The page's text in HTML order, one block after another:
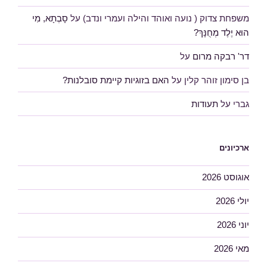
משפחת צדוק ( נועה ואוהד והילה ועמרי ונדב) על סָבְתָא, מִי
הוּא יֶלֶד מְחֻנָּךְ?
דר' רבקה מרום על
בן סימון זוהר קלין על האם בזוגיות קיימת סובלנות?
גברי על תעודות
ארכיונים
אוגוסט 2026
יולי 2026
יוני 2026
מאי 2026